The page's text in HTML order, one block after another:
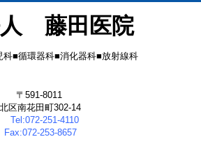
人 藤田医院
科■循環器科■消化器科■放射線科
〒591-8011
北区南花田町302-14
Tel:072-251-4110
Fax:072-253-8657